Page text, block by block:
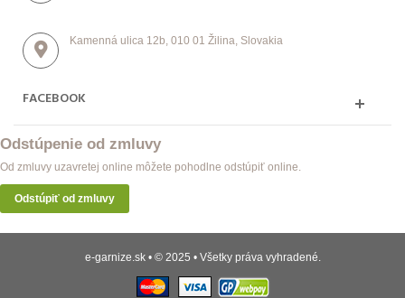
Kamenná ulica 12b, 010 01 Žilina, Slovakia
FACEBOOK
Odstúpenie od zmluvy
Od zmluvy uzavretej online môžete pohodlne odstúpiť online.
Odstúpiť od zmluvy
e-garnize.sk • © 2025 • Všetky práva vyhradené.